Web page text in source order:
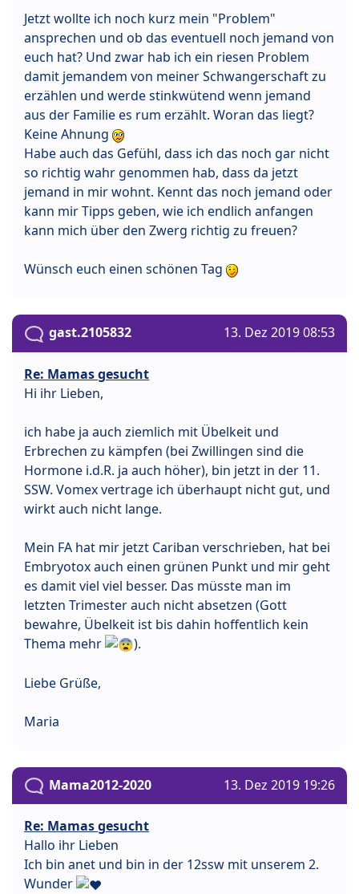
Jetzt wollte ich noch kurz mein "Problem"
ansprechen und ob das eventuell noch jemand von
euch hat? Und zwar hab ich ein riesen Problem
damit jemandem von meiner Schwangerschaft zu
erzählen und werde stinkwütend wenn jemand
aus der Familie es rum erzählt. Woran das liegt?
Keine Ahnung
Habe auch das Gefühl, dass ich das noch gar nicht
so richtig wahr genommen hab, dass da jetzt
jemand in mir wohnt. Kennt das noch jemand oder
kann mir Tipps geben, wie ich endlich anfangen
kann mich über den Zwerg richtig zu freuen?
Wünsch euch einen schönen Tag
gast.2105832 13. Dez 2019 08:53
Re: Mamas gesucht
Hi ihr Lieben,
ich habe ja auch ziemlich mit Übelkeit und
Erbrechen zu kämpfen (bei Zwillingen sind die
Hormone i.d.R. ja auch höher), bin jetzt in der 11.
SSW. Vomex vertrage ich überhaupt nicht gut, und
wirkt auch nicht lange.
Mein FA hat mir jetzt Cariban verschrieben, hat bei
Embryotox auch einen grünen Punkt und mir geht
es damit viel viel besser. Das müsste man im
letzten Trimester auch nicht absetzen (Gott
bewahre, Übelkeit ist bis dahin hoffentlich kein
Thema mehr
).
Liebe Grüße,
Maria
Mama2012-2020 13. Dez 2019 19:26
Re: Mamas gesucht
Hallo ihr Lieben
Ich bin anet und bin in der 12ssw mit unserem 2.
Wunder